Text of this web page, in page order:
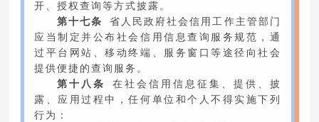
开、授权查询等方式披露。
第十七条
省人民政府社会信用工作主管部门
应当制定并公布社会信用信息查询服务规范，通
过平台网站、移动终端、服务窗口等途径向社会
提供便捷的查询服务。
第十八条
在社会信用信息征集、提供、披
露、应用过程中，任何单位和个人不得实施下列
行为：